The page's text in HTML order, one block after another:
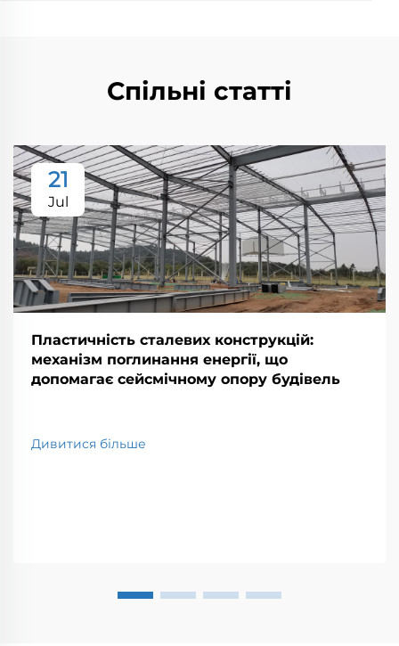
Спільні статті
21
Jul
Пластичність сталевих конструкцій:
механізм поглинання енергії, що
допомагає сейсмічному опору будівель
Дивитися більше